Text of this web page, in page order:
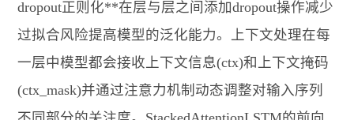
dropout正则化**在层与层之间添加dropout操作减少
过拟合风险提高模型的泛化能力。上下文处理在每
一层中模型都会接收上下文信息(ctx)和上下文掩码
(ctx_mask)并通过注意力机制动态调整对输入序列